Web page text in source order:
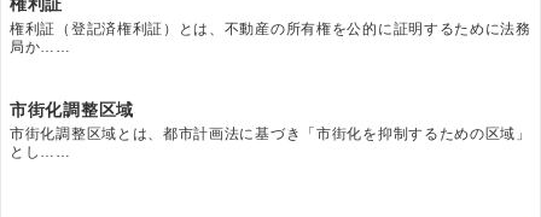
権利証
権利証（登記済権利証）とは、不動産の所有権を公的に証明するために法務
局か……
市街化調整区域
市街化調整区域とは、都市計画法に基づき「市街化を抑制するための区域」
とし……